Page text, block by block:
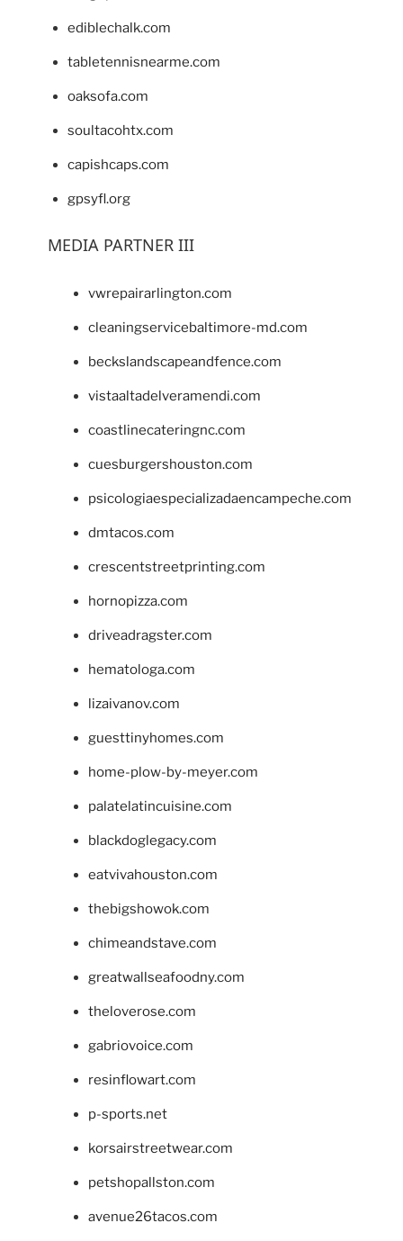
ediblechalk.com
tabletennisnearme.com
oaksofa.com
soultacohtx.com
capishcaps.com
gpsyfl.org
MEDIA PARTNER III
vwrepairarlington.com
cleaningservicebaltimore-md.com
beckslandscapeandfence.com
vistaaltadelveramendi.com
coastlinecateringnc.com
cuesburgershouston.com
psicologiaespecializadaencampeche.com
dmtacos.com
crescentstreetprinting.com
hornopizza.com
driveadragster.com
hematologa.com
lizaivanov.com
guesttinyhomes.com
home-plow-by-meyer.com
palatelatincuisine.com
blackdoglegacy.com
eatvivahouston.com
thebigshowok.com
chimeandstave.com
greatwallseafoodny.com
theloverose.com
gabriovoice.com
resinflowart.com
p-sports.net
korsairstreetwear.com
petshopallston.com
avenue26tacos.com